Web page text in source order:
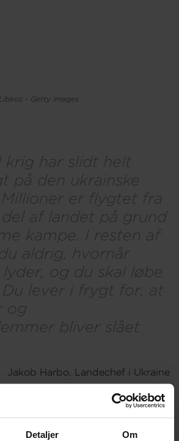
Detaljer Om
- Getty Images
krig har slidt helt
på den ukrainske
er flygtet fra
af landet på grund
kampe. I resten af
aldrig, hvornår
og du skal løbe
Du lever i frygt for, at
og
bliver slået
Jakob Harbo, Landechef i Ukraine